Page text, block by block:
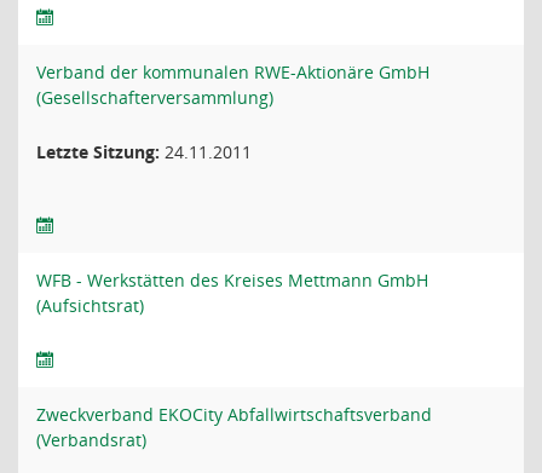
Verband der kommunalen RWE-Aktionäre GmbH
(Gesellschafterversammlung)
Letzte Sitzung: 24.11.2011
WFB - Werkstätten des Kreises Mettmann GmbH
(Aufsichtsrat)
Zweckverband EKOCity Abfallwirtschaftsverband
(Verbandsrat)